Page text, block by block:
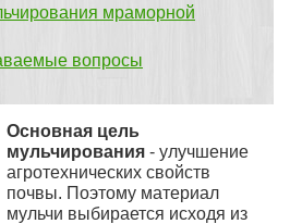
мраморной
вопросы
Основная цель
мульчирования - улучшение
агротехнических свойств
почвы. Поэтому материал
мульчи выбирается исходя из